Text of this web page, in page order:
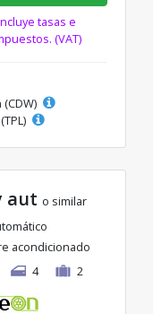
tasas e
(VAT)
aut o similar
acondicionado
4 2